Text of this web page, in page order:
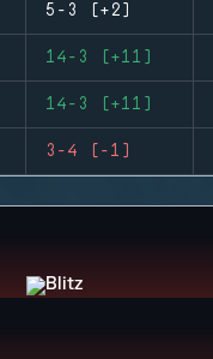
5-3 (+2)
14-3 (+11)
14-3 (+11)
3-4 (-1)